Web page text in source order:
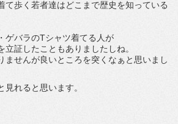
て歩く若者達はどこまで歴史を知っている
ゲバラのTシャツ着てる人が
証したこともありましたしね。
ませんが良いところを突くなぁと思いまし
れると思います。